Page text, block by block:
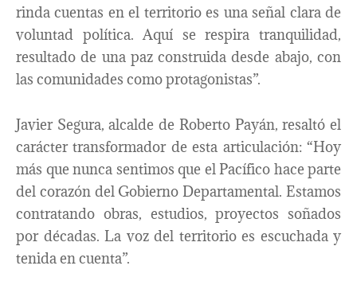
rinda cuentas en el territorio es una señal clara de
voluntad política. Aquí se respira tranquilidad,
resultado de una paz construida desde abajo, con
las comunidades como protagonistas”.
Javier Segura, alcalde de Roberto Payán, resaltó el
carácter transformador de esta articulación: “Hoy
más que nunca sentimos que el Pacífico hace parte
del corazón del Gobierno Departamental. Estamos
contratando obras, estudios, proyectos soñados
por décadas. La voz del territorio es escuchada y
tenida en cuenta”.